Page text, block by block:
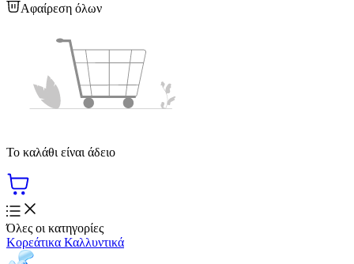
Αφαίρεση όλων
Το καλάθι είναι άδειο
Όλες οι κατηγορίες
Κορεάτικα Καλλυντικά